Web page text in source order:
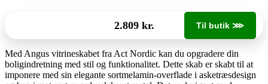
2.809 kr. Til butik ⋙
Med Angus vitrineskabet fra Act Nordic kan du opgradere din
boligindretning med stil og funktionalitet. Dette skab er skabt til at
imponere med sin elegante sortmelamin-overflade i asketræsdesign